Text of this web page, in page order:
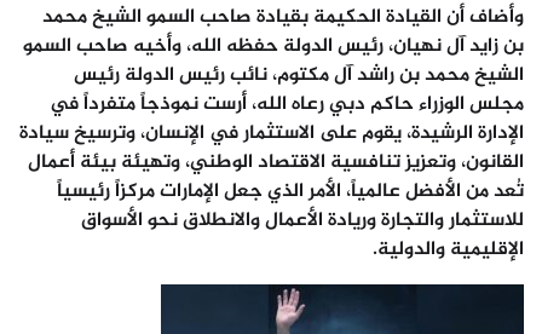
وأضاف أن القيادة الحكيمة بقيادة صاحب السمو الشيخ محمد
بن زايد آل نهيان، رئيس الدولة حفظه الله، وأخيه صاحب السمو
الشيخ محمد بن راشد آل مكتوم، نائب رئيس الدولة رئيس
مجلس الوزراء حاكم دبي رعاه الله، أرست نموذجاً متفرداً في
الإدارة الرشيدة، يقوم على الاستثمار في الإنسان، وترسيخ سيادة
القانون، وتعزيز تنافسية الاقتصاد الوطني، وتهيئة بيئة أعمال
تُعد من الأفضل عالمياً، الأمر الذي جعل الإمارات مركزاً رئيسياً
للاستثمار والتجارة وريادة الأعمال والانطلاق نحو الأسواق
الإقليمية والدولية.